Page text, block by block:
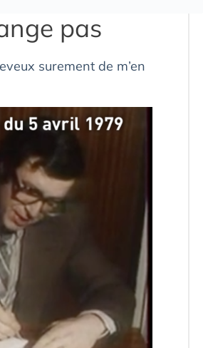
pas
surement de m’en